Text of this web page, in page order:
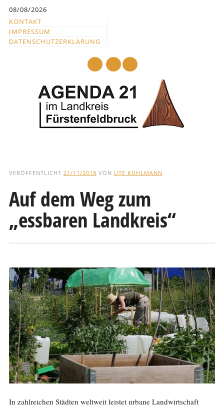
springen
08/08/2026
KONTAKT
IMPRESSUM
DATENSCHUTZERKLÄRUNG
und
Text
VERÖFFENTLICHT 21/11/2018 VON UTE KUHLMANN
Auf dem Weg zum
„essbaren Landkreis“
In zahlreichen Städten weltweit leistet urbane Landwirtschaft